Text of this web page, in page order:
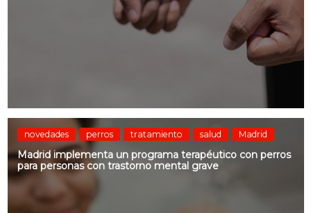
novedades perros tratamiento salud Madrid
Madrid implementa un programa terapéutico con perros
para personas con trastorno mental grave